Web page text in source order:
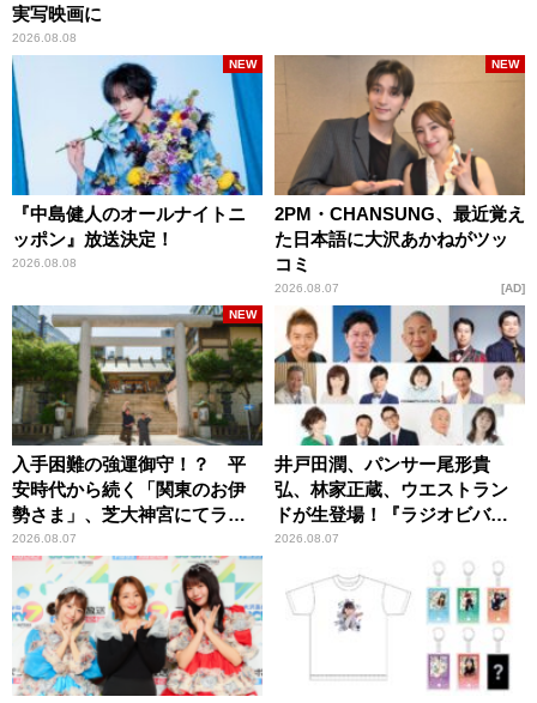
実写映画に
2026.08.08
『中島健人のオールナイトニ
ッポン』放送決定！
2026.08.08
NEW
2PM・CHANSUNG、最近覚え
た日本語に大沢あかねがツッ
コミ
2026.08.07
NEW
AD
入手困難の強運御守！？ 平
安時代から続く「関東のお伊
勢さま」、芝大神宮にてラン
パンプスが合格祈願！
2026.08.07
NEW
井戸田潤、パンサー尾形貴
弘、林家正蔵、ウエストラン
ドが生登場！『ラジオビバリ
ー昼ズ』
2026.08.07